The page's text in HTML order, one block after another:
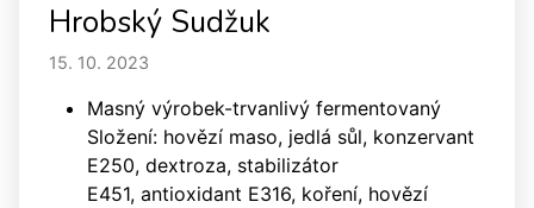
Hrobský Sudžuk
15. 10. 2023
Masný výrobek-trvanlivý fermentovaný
Složení: hovězí maso, jedlá sůl, konzervant
E250, dextroza, stabilizátor
E451, antioxidant E316, koření, hovězí